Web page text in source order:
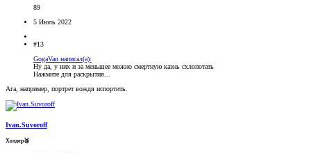
89
5 Июль 2022
#13
GogaVan написал(а):
Ну да, у них и за меньшее можно смертную казнь схлопотать
Нажмите для раскрытия...
Ага, например, портрет вождя испортить.
Ivan.Suvoroff
Холдер🥉